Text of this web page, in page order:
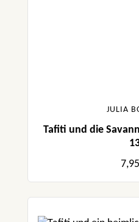
JULIA
Tafiti und die